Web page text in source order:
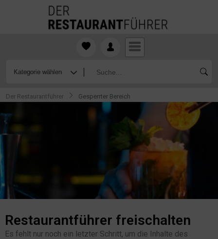
Der Restaurantführer Gesperrter Bereich
Restaurantführer freischalten
Es fehlt nur noch ein letzter Schritt, um die Inhalte des